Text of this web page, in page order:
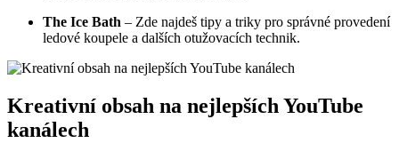
The Ice Bath – Zde najdeš tipy a triky pro správné provedení
ledové koupele a dalších otužovacích technik.
Kreativní obsah na nejlepších YouTube
kanálech